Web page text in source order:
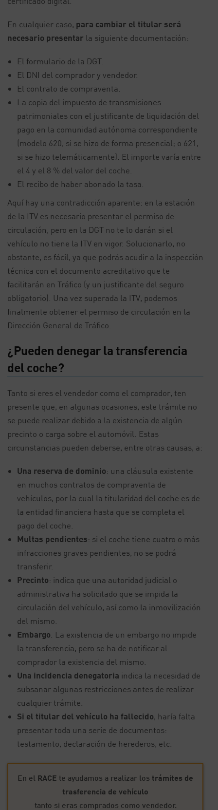
En cualquier caso, para cambiar el titular será
necesario presentar la siguiente documentación:
El formulario de la DGT.
El DNI del comprador y vendedor.
El contrato de compraventa.
La copia del impuesto de transmisiones
patrimoniales con el justificante de liquidación del
pago en la comunidad autónoma correspondiente
(modelo 620, si se hizo de forma presencial; o 621,
si se hizo telemáticamente). El importe varía entre
el 4 y el 8 % del valor del coche.
El recibo de haber abonado la tasa.
Aquí hay una contradicción aparente: en la estación
de la ITV es necesario presentar el permiso de
circulación, pero en la DGT no te lo darán si el
vehículo no tiene la ITV en vigor. Solucionarlo, no
obstante, es fácil, ya que podrás acudir a la inspección
técnica con el documento acreditativo que te
facilitarán en Tráfico (y un justificante del seguro
obligatorio). Una vez superada la ITV, podemos
finalmente obtener el permiso de circulación en la
Dirección General de Tráfico.
¿Pueden denegar la transferencia
del coche?
Tanto si eres el vendedor como el comprador, ten
presente que, en algunas ocasiones, este trámite no
se puede realizar debido a la existencia de algún
precinto o carga sobre el automóvil. Estas
circunstancias pueden deberse, entre otras causas, a:
Una reserva de dominio: una cláusula existente
en muchos contratos de compraventa de
vehículos, por la cual la titularidad del coche es de
la entidad financiera hasta que se completa el
pago del coche.
Multas pendientes: si el coche tiene cuatro o más
infracciones graves pendientes, no se podrá
transferir.
Precinto: indica que una autoridad judicial o
administrativa ha solicitado que se impida la
circulación del vehículo, así como la inmovilización
del mismo.
Embargo . La existencia de un embargo no impide
la transferencia, pero se ha de notificar al
comprador la existencia del mismo.
Una incidencia denegatoria indica la necesidad de
subsanar algunas restricciones antes de realizar
cualquier trámite.
Si el titular del vehículo ha fallecido, haría falta
presentar toda una serie de documentos:
testamento, declaración de herederos, etc.
En el RACE te ayudamos a realizar los trámites de
trasferencia de vehículo
tanto si eras comprados como vendedor.